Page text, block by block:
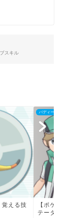
スキル
覚える技
バディーズ
【ポケ
テータ